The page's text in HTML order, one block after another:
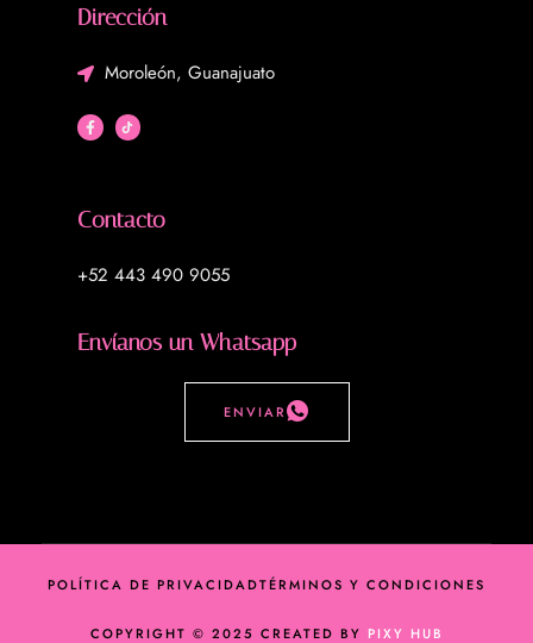
Dirección
Moroleón, Guanajuato
Contacto
+52 443 490 9055
Envíanos un Whatsapp
ENVIAR
COPYRIGHT © 2025 CREATED BY PIXY HUB
POLÍTICA DE PRIVACIDADTÉRMINOS Y CONDICIONES